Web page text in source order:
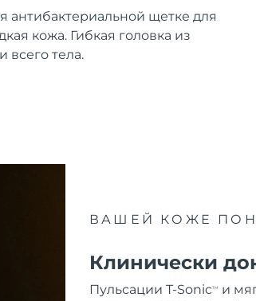
щетке для
кожа. Гибкая головка из
всего тела.
ВАШЕЙ КОЖЕ
Клинически
Пульсации T-SonicTM
и